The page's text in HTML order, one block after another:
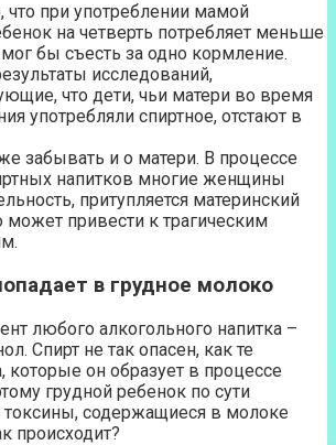
что при употреблении мамой
на четверть потребляет меньше
бы съесть за одно кормление.
исследований,
что дети, чьи матери во время
употребляли спиртное, отстают в
забывать и о матери. В процессе
напитков многие женщины
притупляется материнский
может привести к трагическим
в грудное молоко
любого алкогольного напитка –
Спирт не так опасен, как те
которые он образует в процессе
грудной ребенок по сути
токсины, содержащиеся в молоке
происходит?